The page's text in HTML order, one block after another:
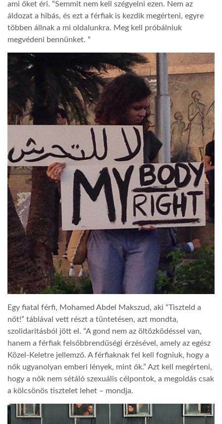
ami őket éri. “Semmit nem kell szégyelni ezen. Nem az
áldozat a hibás, és ezt a férfiak is kezdik megérteni, egyre
többen állnak a mi oldalunkra. Meg kell próbálniuk
megvédeni bennünket. “
Egy fiatal férfi, Mohamed Abdel Makszud, aki “Tiszteld a
nőt!” táblával vett részt a tüntetésen, azt mondta,
szolidaritásból jött el. “A gond nem az öltözködéssel van,
hanem a férfiak felsőbbrendűségi érzésével, amely az egész
Közel-Keletre jellemző. A férfiaknak fel kell fogniuk, hogy a
nők ugyanolyan emberi lények, mint ők.” Azt kell megérteni,
hogy a nők nem sétáló szexuális célpontok, a megoldás csak
a kölcsönös tisztelet lehet – mondja.